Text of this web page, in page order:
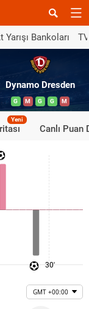
Yarışı Bankoları
Dynamo Dresden
G M G G M
Yeni
Canlı Puan
30'
GMT +00:00